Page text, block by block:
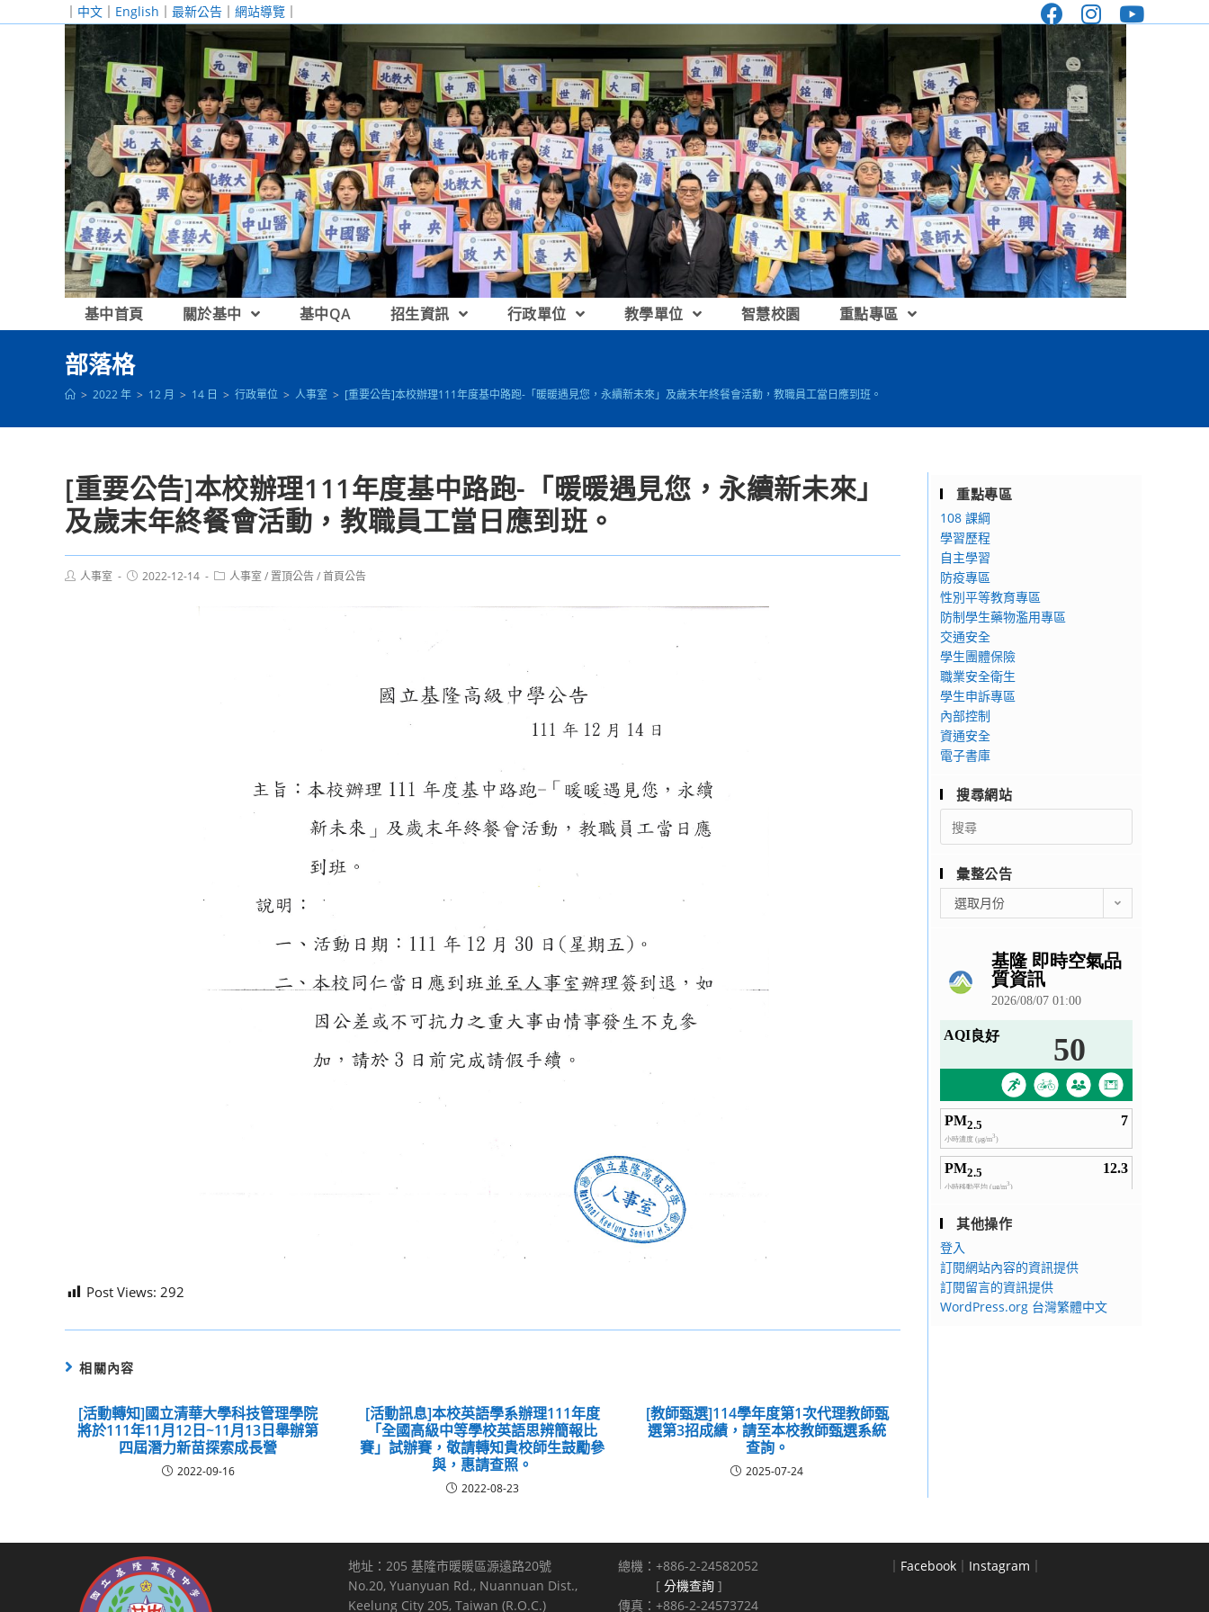
｜ 中文 ｜ English ｜ 最新公告 ｜ 網站導覽 ｜
基中首頁 關於基中 基中QA 招生資訊 行政單位 教學單位 智慧校園 重點專區
部落格
> 2022 年 > 12 月 > 14 日 > 行政單位 > 人事室 > [重要公告]本校辦理111年度基中路跑-「暖暖遇見您，永續新未來」及歲末年終餐會活動，教職員工當日應到班。
[重要公告]本校辦理111年度基中路跑-「暖暖遇見您，永續新未來」
及歲末年終餐會活動，教職員工當日應到班。
Post人事室
Post2022-12-14
Post人事室 / 置頂公告/首頁公告
Post Views: 292
相關內容
[活動轉知]國立清華大學科技管理學院
將於111年11月12日~11月13日舉辦第
四屆潛力新苗探索成長營
2022-09-16
[活動訊息]本校英語學系辦理111年度
「全國高級中等學校英語思辨簡報比
賽」試辦賽，敬請轉知貴校師生鼓勵參
與，惠請查照。
2022-08-23
[教師甄選]114學年度第1次代理教師甄
選第3招成績，請至本校教師甄選系統
查詢。
2025-07-24
重點專區
108 課綱
學習歷程
自主學習
防疫專區
性別平等教育專區
防制學生藥物濫用專區
交通安全
學生團體保險
職業安全衛生
學生申訴專區
內部控制
資通安全
電子書庫
搜尋網站
Search
for:
彙整公告
整
選取月份
其他操作
登入
訂閱網站內容的資訊提供
訂閱留言的資訊提供
WordPress.org 台灣繁體中文
地址：205 基隆市暖暖區源遠路20號
No.20, Yuanyuan Rd., Nuannuan Dist.,
Keelung City 205, Taiwan (R.O.C.)
總機：+886-2-24582052
[ 分機查詢 ]
傳真：+886-2-24573724
｜ Facebook ｜ Instagram ｜